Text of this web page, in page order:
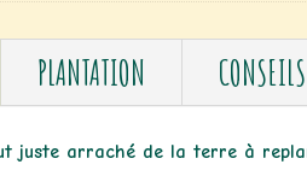
PLANTATION
juste arraché de la terre à